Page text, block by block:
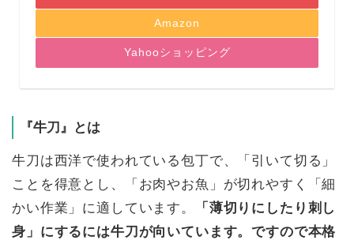
Amazon
Yahooショッピング
『牛刀』とは
牛刀は西洋で使われている包丁で、「引いて切る」
ことを得意とし、「お肉やお魚」が切れやすく「細
かい作業」に適しています。
「薄切りにしたり刺し
身」にするには牛刀が向いています。ですので本格